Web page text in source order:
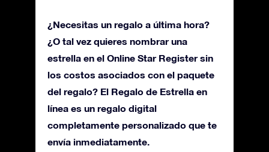
¿Necesitas un regalo a última hora?
¿O tal vez quieres nombrar una
estrella en el Online Star Register sin
los costos asociados con el paquete
del regalo? El Regalo de Estrella en
línea es un regalo digital
completamente personalizado que te
envía inmediatamente.